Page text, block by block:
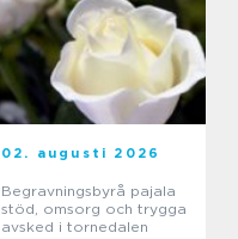
02. augusti 2026
Begravningsbyrå pajala
stöd, omsorg och trygga
avsked i tornedalen